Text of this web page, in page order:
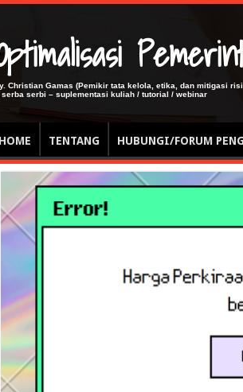
Christian Gamas (Pemikir tata kelola, etika, dan mitigasi
serba serbi – suplementasi kuliah / tutorial / webinar
HOME TENTANG HUBUNGI/FORUM